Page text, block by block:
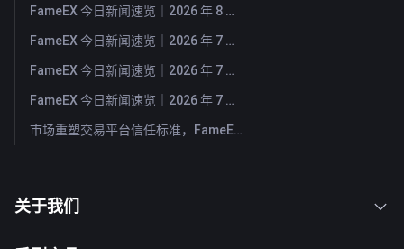
FameEX 今日新闻速览｜2026 年 8 月 3 日
FameEX 今日新闻速览｜2026 年 7 月 31 日
FameEX 今日新闻速览｜2026 年 7 月 30 日
FameEX 今日新闻速览｜2026 年 7 月 29 日
市场重塑交易平台信任标准，FameEX 以八年稳健运营持续服务全球用户
关于我们